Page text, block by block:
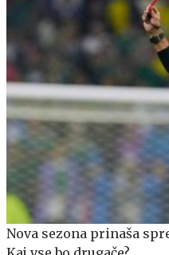
Nova sezona prinaša